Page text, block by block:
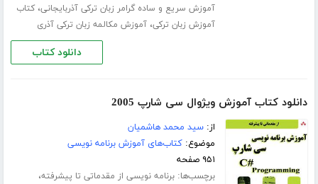
آموزش سریع و ساده گرامر زبان ترکی آذربایجانی،کتاب
آموزش زبان ترکی،آموزش مکالمه زبان ترکی آذری
دانلود کتاب
دانلود کتاب آموزش ویژوال سی شارپ 2005
از:سید محمد هاشمیان
موضوع:کتاب‌های آموزش برنامه نویسی
۹۵۱ صفحه
برچسب‌ها:برنامه نویسی از مقدماتی تا پیشرفته،